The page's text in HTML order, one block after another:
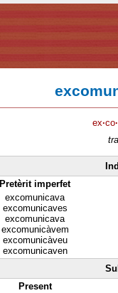
ex·co·
Pretèrit imperfet
excomunicava
excomunicaves
excomunicava
excomunicàvem
excomunicàveu
excomunicaven
Present